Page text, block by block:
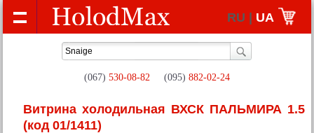
RU | UA
(067) 530-08-82 (095) 882-02-24
Витрина холодильная ВХСК ПАЛЬМИРА 1.5
(код 01/1411)